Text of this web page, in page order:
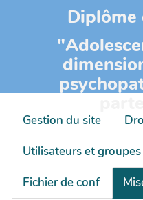
Gestion du site
Utilisateurs et groupes
Fichier de conf